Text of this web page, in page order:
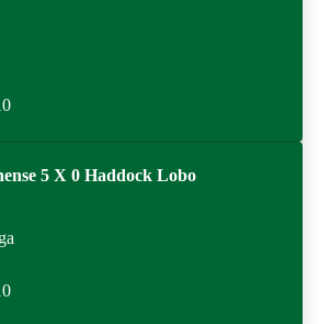
5 X 0 Haddock Lobo